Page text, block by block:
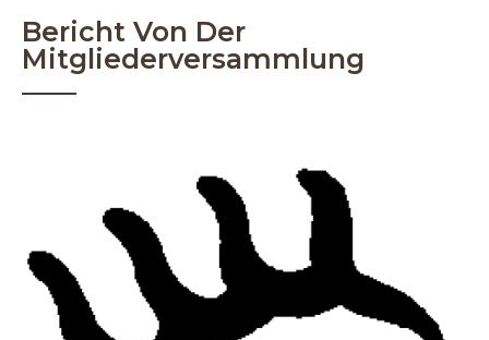
Bericht Von Der
Mitgliederversammlung